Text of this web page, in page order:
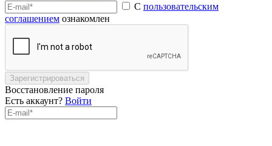
С пользовательским
соглашением ознакомлен
Зарегистрироваться
Восстановление пароля
Есть аккаунт? Войти